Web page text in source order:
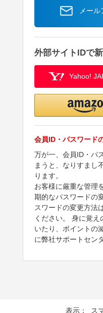
メー
外部サイトIDで
Yahoo!
会員ID・パスワード
万が一、会員ID・パ
まうと、なりすまし
ります。
お客様に厳重な管理
期的なパスワードの
スワードの変更方法
ください。 身に覚
いたり、ポイントの
に弊社サポートセン
表示： ス